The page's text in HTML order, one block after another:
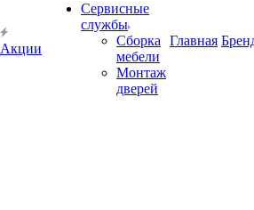
Акции
Сервисные
службы
Сборка
мебели
Монтаж
дверей
Главная